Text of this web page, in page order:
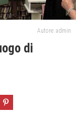
Autore: admin
di